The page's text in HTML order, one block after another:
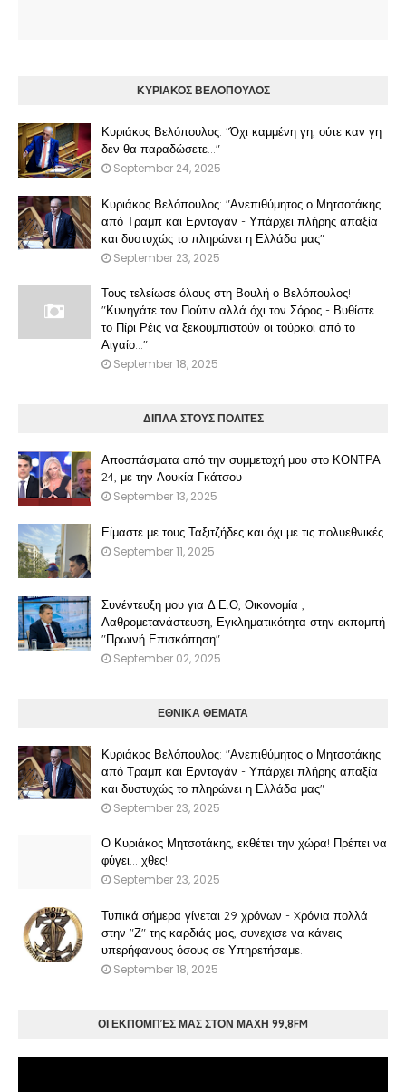
ΚΥΡΙΑΚΟΣ ΒΕΛΟΠΟΥΛΟΣ
Κυριάκος Βελόπουλος: "Όχι καμμένη γη, ούτε καν γη
δεν θα παραδώσετε..."
September 24, 2025
Κυριάκος Βελόπουλος: "Ανεπιθύμητος ο Μητσοτάκης
από Τραμπ και Ερντογάν - Υπάρχει πλήρης απαξία
και δυστυχώς το πληρώνει η Ελλάδα μας"
September 23, 2025
Τους τελείωσε όλους στη Βουλή ο Βελόπουλος!
"Κυνηγάτε τον Πούτιν αλλά όχι τον Σόρος - Βυθίστε
το Πίρι Ρέις να ξεκουμπιστούν οι τούρκοι από το
Αιγαίο..."
September 18, 2025
ΔΙΠΛΑ ΣΤΟΥΣ ΠΟΛΙΤΕΣ
Αποσπάσματα από την συμμετοχή μου στο ΚΟΝΤΡΑ
24, με την Λουκία Γκάτσου
September 13, 2025
Είμαστε με τους Ταξιτζήδες και όχι με τις πολυεθνικές
September 11, 2025
Συνέντευξη μου για Δ.Ε.Θ, Οικονομία ,
Λαθρομετανάστευση, Εγκληματικότητα στην εκπομπή
"Πρωινή Επισκόπηση"
September 02, 2025
ΕΘΝΙΚΑ ΘΕΜΑΤΑ
Κυριάκος Βελόπουλος: "Ανεπιθύμητος ο Μητσοτάκης
από Τραμπ και Ερντογάν - Υπάρχει πλήρης απαξία
και δυστυχώς το πληρώνει η Ελλάδα μας"
September 23, 2025
Ο Κυριάκος Μητσοτάκης, εκθέτει την χώρα! Πρέπει να
φύγει… χθες!
September 23, 2025
Τυπικά σήμερα γίνεται 29 χρόνων - Xρόνια πολλά
στην "Ζ" της καρδιάς μας, συνεχισε να κάνεις
υπερήφανους όσους σε Υπηρετήσαμε.
September 18, 2025
ΟΙ ΕΚΠΟΜΠΈΣ ΜΑΣ ΣΤΟΝ ΜΑΧΗ 99,8FM